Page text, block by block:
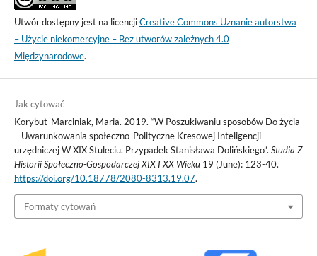
Utwór dostępny jest na licencjiCreative Commons Uznanie autorstwa
– Użycie niekomercyjne – Bez utworów zależnych 4.0
Międzynarodowe.
Jak cytować
Korybut-Marciniak, Maria. 2019. “W Poszukiwaniu sposobów Do życia
– Uwarunkowania społeczno-Polityczne Kresowej Inteligencji
urzędniczej W XIX Stuleciu. Przypadek Stanisława Dolińskiego”. Studia Z
Historii Społeczno-Gospodarczej XIX I XX Wieku19 (June): 123-40.
https://doi.org/10.18778/2080-8313.19.07.
Formaty cytowań